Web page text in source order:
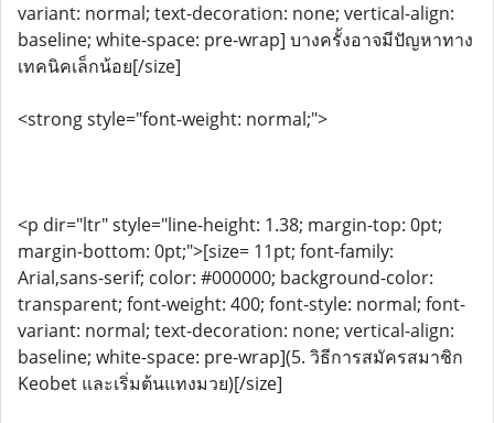
variant: normal; text-decoration: none; vertical-align:
baseline; white-space: pre-wrap] บางครั้งอาจมีปัญหาทาง
เทคนิคเล็กน้อย[/size]
<strong style="font-weight: normal;">
<p dir="ltr" style="line-height: 1.38; margin-top: 0pt;
margin-bottom: 0pt;">[size= 11pt; font-family:
Arial,sans-serif; color: #000000; background-color:
transparent; font-weight: 400; font-style: normal; font-
variant: normal; text-decoration: none; vertical-align:
baseline; white-space: pre-wrap](5. วิธีการสมัครสมาชิก
Keobet และเริ่มต้นแทงมวย)[/size]